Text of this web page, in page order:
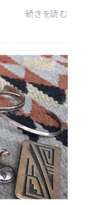
糸（ポリエス
続きを読む